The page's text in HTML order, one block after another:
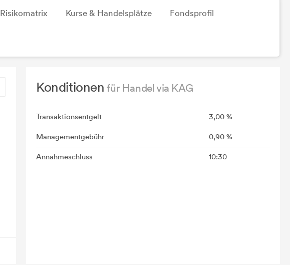
Risikomatrix Kurse & Handelsplätze Fondsprofil
Konditionen für Handel via KAG
Transaktionsentgelt 3,00 %
Managementgebühr 0,90 %
Annahmeschluss 10:30